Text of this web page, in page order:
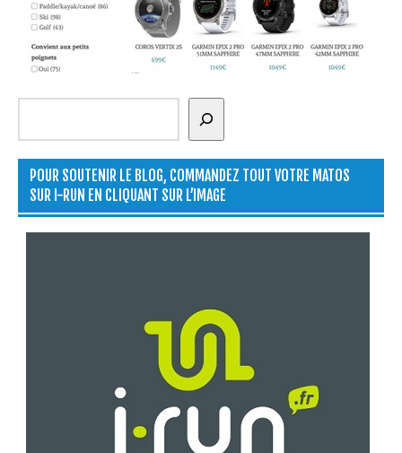
Rechercher
POUR SOUTENIR LE BLOG, COMMANDEZ TOUT VOTRE MATOS
SUR I-RUN EN CLIQUANT SUR L’IMAGE